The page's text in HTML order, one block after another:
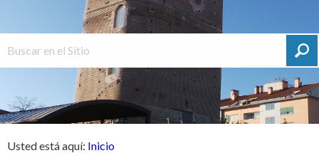
Usted está aquí: Inicio